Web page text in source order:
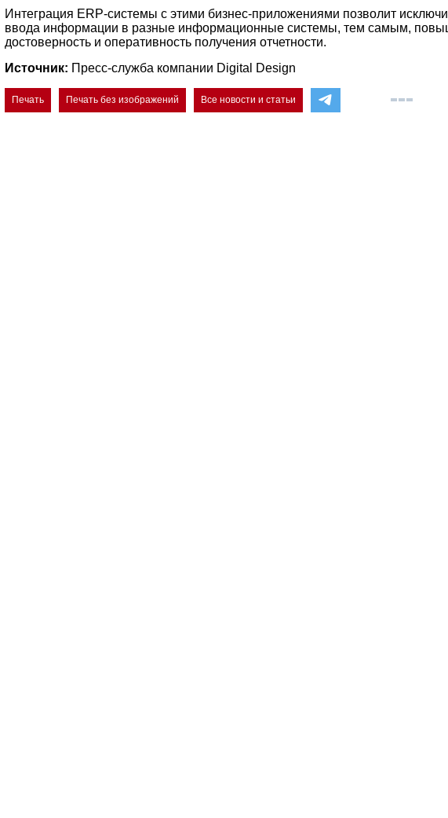
Интеграция ERP-системы с этими бизнес-приложениями позволит
ввода информации в разные информационные системы, тем самым,
достоверность и оперативность получения отчетности.
Источник: Пресс-служба компании Digital Design
Печать Печать без изображений Все новости и статьи